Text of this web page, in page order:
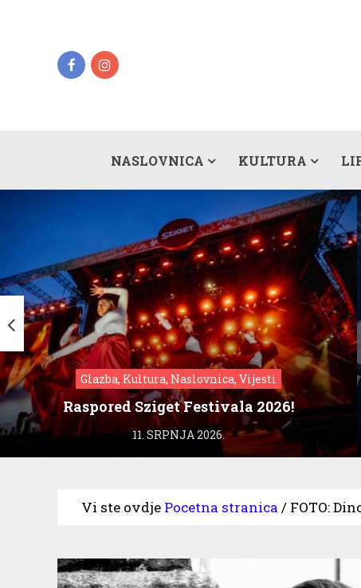
NASLOVNICA KULTURA
Glazba, Kultura, Naslovnica, Vijesti
Raspored Sziget Festivala 2026!
11. SRPNJA 2026.
Vi ste ovdje Pocetna stranica / FOTO: